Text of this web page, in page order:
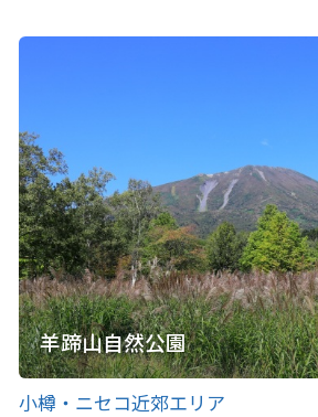
羊蹄山自然公園
小樽・ニセコ近郊エリア